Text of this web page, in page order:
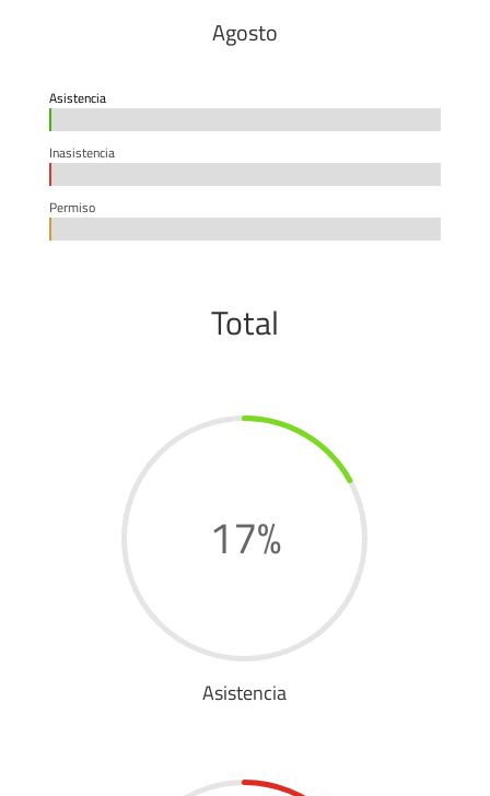
Agosto
Asistencia
Inasistencia
Permiso
Total
17%
Asistencia